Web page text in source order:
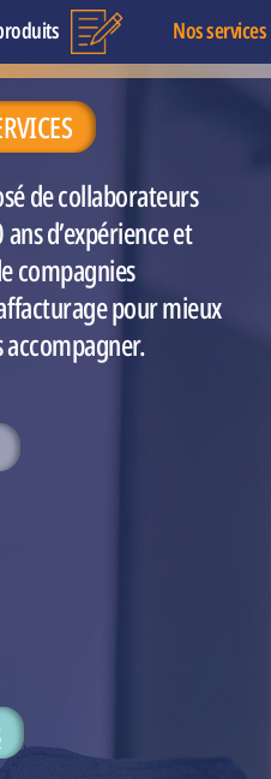
Nos services
de collaborateurs
d’expérience et
compagnies
pour mieux